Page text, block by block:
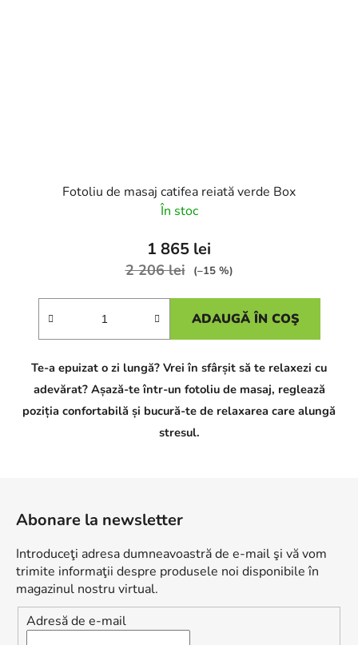
Fotoliu de masaj catifea reiată verde Box
În stoc
1 865 lei
2 206 lei (–15 %)
ADAUGĂ ÎN COŞ
Te-a epuizat o zi lungă? Vrei în sfârșit să te relaxezi cu
adevărat? Așază-te într-un fotoliu de masaj, reglează
poziția confortabilă și bucură-te de relaxarea care alungă
stresul.
Abonare la newsletter
Introduceţi adresa dumneavoastră de e-mail şi vă vom
trimite informaţii despre produsele noi disponibile în
magazinul nostru virtual.
Adresă de e-mail